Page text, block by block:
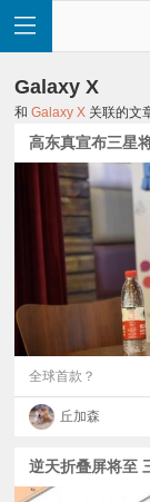
快
评
测
Galaxy X
和Galaxy X 关联的文
高东真宣布三星
全球首款？
丘加森
逆天折叠屏将至